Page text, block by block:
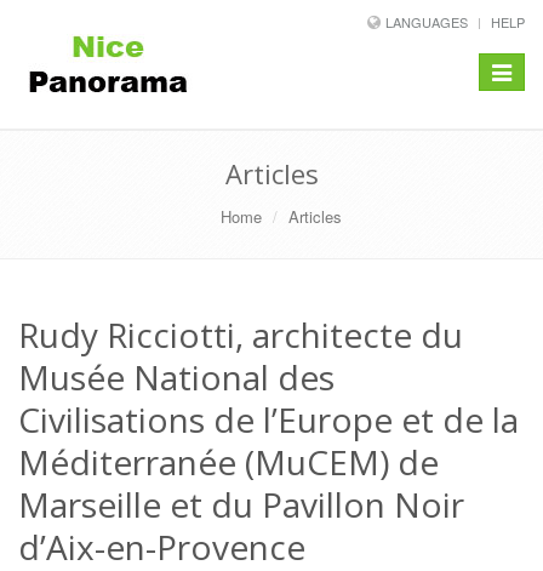
LANGUAGES HELP
Toggle
Articles
Home Articles
Rudy Ricciotti, architecte du
Musée National des
Civilisations de l’Europe et de la
Méditerranée (MuCEM) de
Marseille et du Pavillon Noir
d’Aix-en-Provence